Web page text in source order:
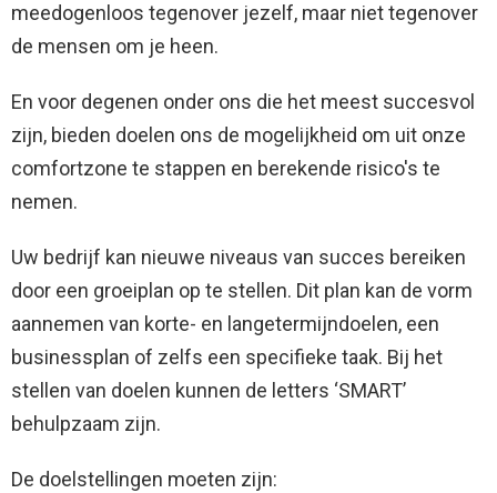
meedogenloos tegenover jezelf, maar niet tegenover
de mensen om je heen.
En voor degenen onder ons die het meest succesvol
zijn, bieden doelen ons de mogelijkheid om uit onze
comfortzone te stappen en berekende risico's te
nemen.
Uw bedrijf kan nieuwe niveaus van succes bereiken
door een groeiplan op te stellen. Dit plan kan de vorm
aannemen van korte- en langetermijndoelen, een
businessplan of zelfs een specifieke taak. Bij het
stellen van doelen kunnen de letters ‘SMART’
behulpzaam zijn.
De doelstellingen moeten zijn: